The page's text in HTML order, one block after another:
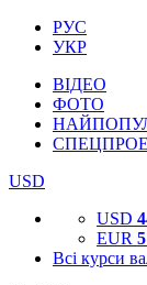
РУС
УКР
ВІДЕО
ФОТО
USD
USD
EUR
Всі курси